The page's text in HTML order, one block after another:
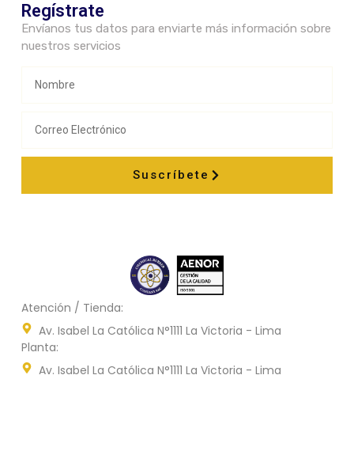
Atención / Tienda:
Av. Isabel La Católica N°1111 La Victoria - Lima
Planta:
Av. Isabel La Católica N°1111 La Victoria - Lima
Regístrate
Envíanos tus datos para enviarte más información sobre
nuestros servicios
Suscríbete